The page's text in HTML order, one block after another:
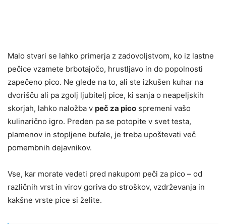
Malo stvari se lahko primerja z zadovoljstvom, ko iz lastne
pečice vzamete brbotajočo, hrustljavo in do popolnosti
zapečeno pico. Ne glede na to, ali ste izkušen kuhar na
dvorišču ali pa zgolj ljubitelj pice, ki sanja o neapeljskih
skorjah, lahko naložba v peč za pico spremeni vašo
kulinarično igro. Preden pa se potopite v svet testa,
plamenov in stopljene bufale, je treba upoštevati več
pomembnih dejavnikov.
Vse, kar morate vedeti pred nakupom peči za pico – od
različnih vrst in virov goriva do stroškov, vzdrževanja in
kakšne vrste pice si želite.